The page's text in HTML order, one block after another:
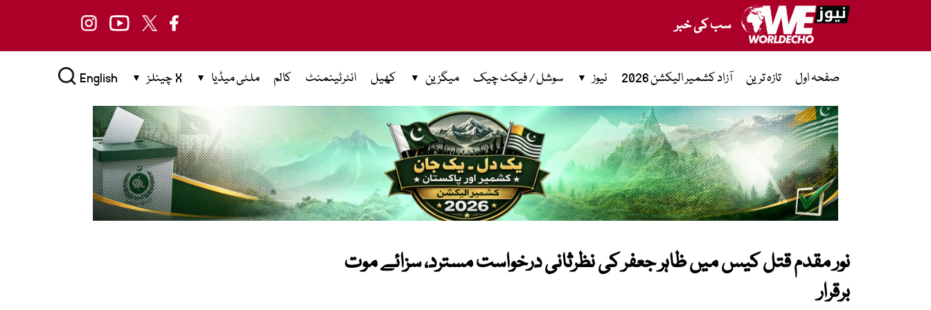
سب کی خبر
صفحہ اول تازہ ترین آزاد کشمیر الیکشن 2026 نیوز سوشل / فیکٹ چیک میگزین کھیل انٹرٹینمنٹ کالم ملٹی میڈیا X چینلز English
نور مقدم قتل کیس میں ظاہر جعفر کی نظرثانی درخواست مسترد، سزائے موت
برقرار